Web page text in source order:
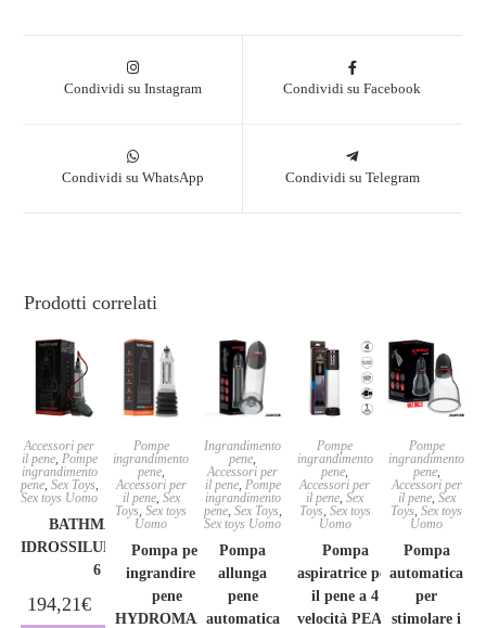
Condividi su Instagram Condividi su Facebook
Condividi su WhatsApp Condividi su Telegram
Prodotti correlati
Accessori per
il pene, Pompe
ingrandimento
pene, Sex Toys
Sex toys Uomo
BATHMATE –
IDROSSILUMINANTE
6
194,21€
Pompe
ingrandimento
pene,
Accessori per
il pene, Sex
Toys ,Sex toys
Uomo
Pompa per
ingrandire il
pene
HYDROMAX 6
Ingrandimento
pene
Accessori per
il pene, Pompe
ingrandimento
pene, Sex Toys
Sex toys Uomo
Pompa
allunga
pene
automatica
Pompe
ingrandimento
pene
Accessori per
il pene ,Sex
Toys Sex toys
Uomo
Pompa
aspiratrice per
il pene a 4
velocità PEAK
Pompe
ingrandimento
pene,
Accessori per
il pene, Sex
Toys ,Sex toys
Uomo
Pompa
automatica
per
stimolare i